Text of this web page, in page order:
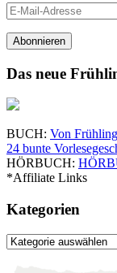
E-
Mail-
Adresse
Abonnieren
Das neue
BUCH: Von
24 bunte
HÖRBUCH:
*Affiliate Links
Kategorien
Kategorien